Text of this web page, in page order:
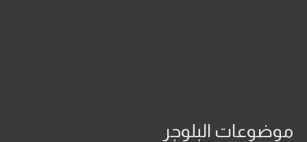
موضوعات البلوجر